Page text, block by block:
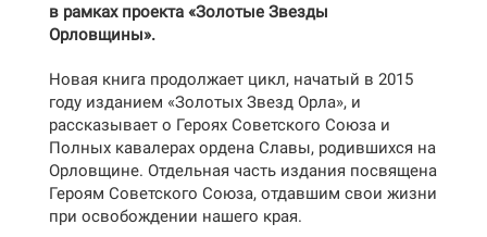
в рамках проекта «Золотые Звезды
Орловщины».
Новая книга продолжает цикл, начатый в 2015
году изданием «Золотых Звезд Орла», и
рассказывает о Героях Советского Союза и
Полных кавалерах ордена Славы, родившихся на
Орловщине. Отдельная часть издания посвящена
Героям Советского Союза, отдавшим свои жизни
при освобождении нашего края.